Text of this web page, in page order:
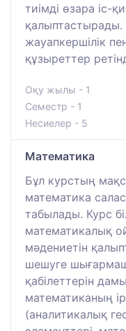
тиімді өзара іс-
қалыптастырады.
жауапкершілік пен
құзыреттер
Оқу жылы - 1
Семестр - 1
Несиелер - 5
Математика
Бұл курстың
математика
табылады. Курс
математикалық
мәдениетін
шешуге
қабілеттерін
математиканың
(аналитикалық